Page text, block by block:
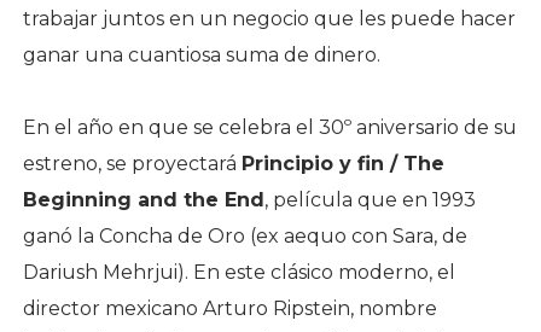
trabajar juntos en un negocio que les puede hacer
ganar una cuantiosa suma de dinero.
En el año en que se celebra el 30º aniversario de su
estreno, se proyectará Principio y fin / The
Beginning and the End , película que en 1993
ganó la Concha de Oro (ex aequo con Sara, de
Dariush Mehrjui). En este clásico moderno, el
director mexicano Arturo Ripstein, nombre